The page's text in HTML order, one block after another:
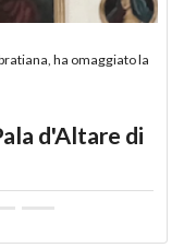
ha omaggiato la
d'Altare di